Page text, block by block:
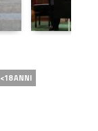
<18 ANNI